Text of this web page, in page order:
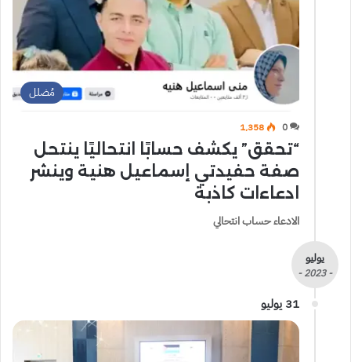
مُضلل
0 1٬358
“تحقق” يكشف حسابًا انتحاليًا ينتحل
صفة حفيدتي إسماعيل هنية وينشر
ادعاءات كاذبة
الادعاء حساب انتحالي
يوليو
- 2023 -
31 يوليو